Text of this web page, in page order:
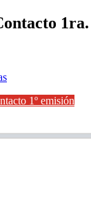
1º emisión